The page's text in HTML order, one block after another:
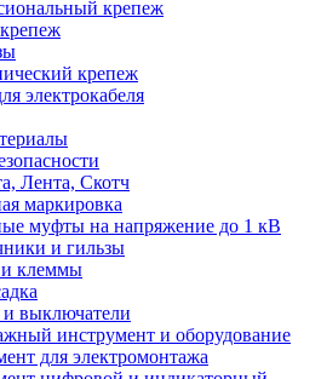
крепеж
крепеж
электрокабеля
Лента, Скотч
маркировка
муфты на напряжение до 1 кВ
и гильзы
клеммы
и выключатели
инструмент и оборудование
для электромонтажа